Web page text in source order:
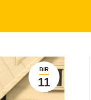
BIR
11